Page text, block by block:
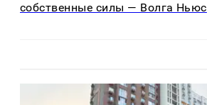
собственные силы — Волга Ньюс